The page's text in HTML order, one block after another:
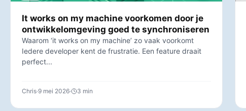
It works on my machine voorkomen door je
ontwikkelomgeving goed te synchroniseren
Waarom ‘it works on my machine’ zo vaak voorkomt
Iedere developer kent de frustratie. Een feature draait
perfect...
Chris 9 mei 2026 3 min